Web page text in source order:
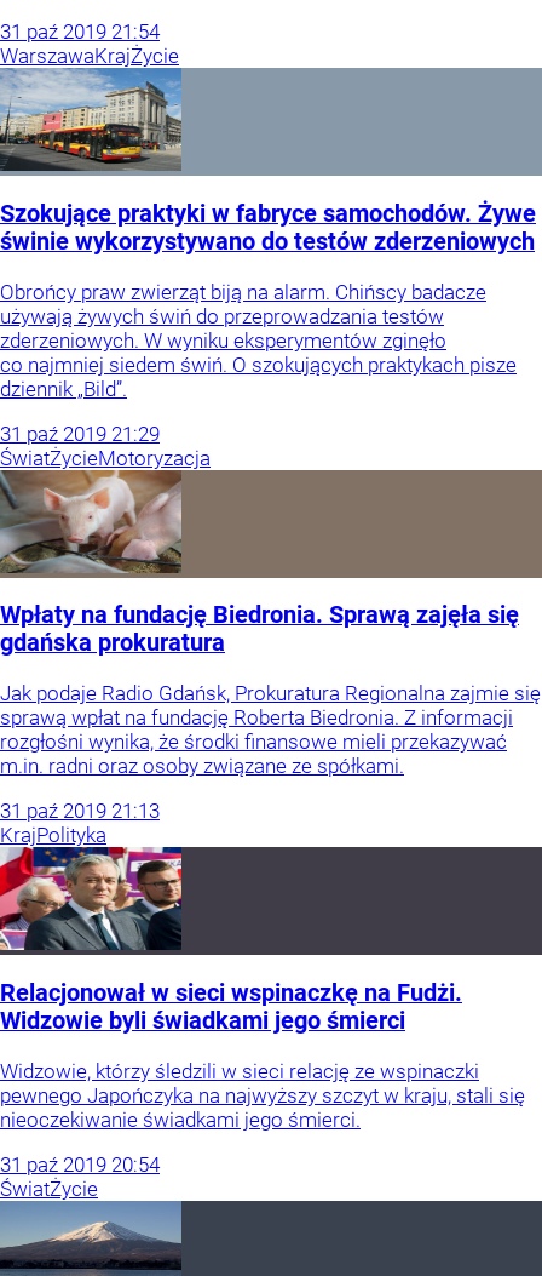
31 paź 2019 21:54
WarszawaKrajŻycie
Szokujące praktyki w fabryce samochodów. Żywe
świnie wykorzystywano do testów zderzeniowych
Obrońcy praw zwierząt biją na alarm. Chińscy badacze
używają żywych świń do przeprowadzania testów
zderzeniowych. W wyniku eksperymentów zginęło
co najmniej siedem świń. O szokujących praktykach pisze
dziennik „Bild”.
31 paź 2019 21:29
ŚwiatŻycieMotoryzacja
Wpłaty na fundację Biedronia. Sprawą zajęła się
gdańska prokuratura
Jak podaje Radio Gdańsk, Prokuratura Regionalna zajmie się
sprawą wpłat na fundację Roberta Biedronia. Z informacji
rozgłośni wynika, że środki finansowe mieli przekazywać
m.in. radni oraz osoby związane ze spółkami.
31 paź 2019 21:13
KrajPolityka
Relacjonował w sieci wspinaczkę na Fudżi.
Widzowie byli świadkami jego śmierci
Widzowie, którzy śledzili w sieci relację ze wspinaczki
pewnego Japończyka na najwyższy szczyt w kraju, stali się
nieoczekiwanie świadkami jego śmierci.
31 paź 2019 20:54
ŚwiatŻycie